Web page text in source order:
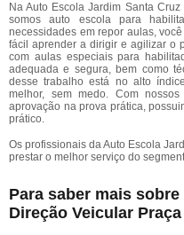
Na Auto Escola Jardim Santa
somos auto escola para
necessidades em repor aulas,
fácil aprender a dirigir e agilizar o
com aulas especiais para
adequada e segura, bem como
desse trabalho está no alto
melhor, sem medo. Com
aprovação na prova prática,
prático.
Os profissionais da Auto Escola
prestar o melhor serviço do
Para saber mais
Direção Veicular